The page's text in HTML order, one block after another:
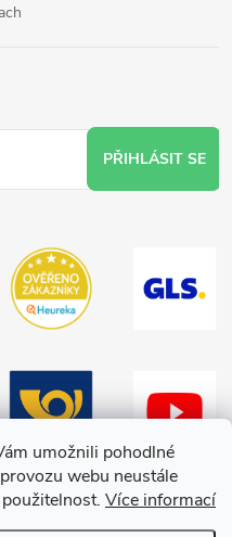
umožnili pohodlné
webu neustále
Více informací
PŘIHLÁSIT SE